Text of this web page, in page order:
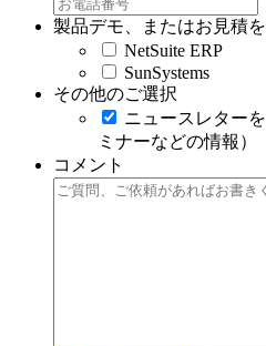
製品デモ、またはお見積
NetSuite ERP
SunSystems
その他のご選択
ニュースレター
ミナーなどの情報）
コメント